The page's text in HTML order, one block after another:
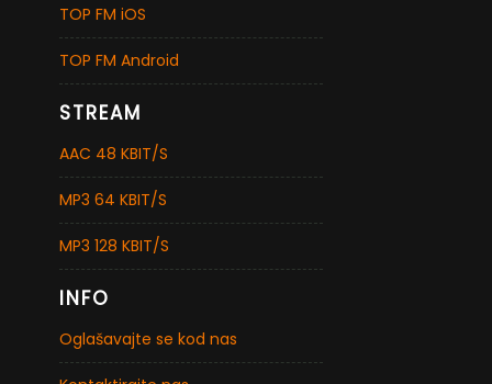
TOP FM iOS
TOP FM Android
STREAM
AAC 48 KBIT/S
MP3 64 KBIT/S
MP3 128 KBIT/S
INFO
Oglašavajte se kod nas